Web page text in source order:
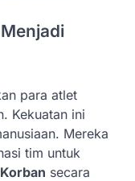
para atlet
Kekuatan ini
Mereka
tim untuk
secara